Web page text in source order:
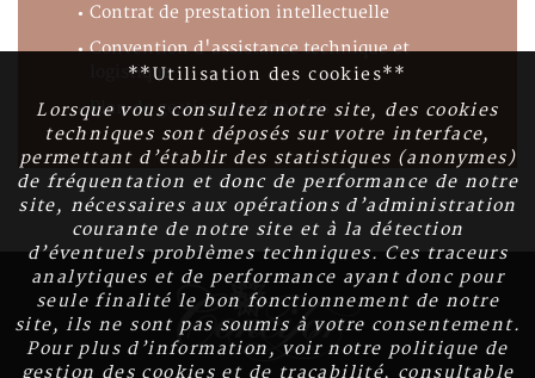
Contrat de prestation intellectuelle
Convention d'assistance technique et
logistique
Plan de gestion des données
**Utilisation des cookies**
Lorsque vous consultez notre site, des cookies
techniques sont déposés sur votre interface,
permettant d’établir des statistiques (anonymes)
de fréquentation et donc de performance de notre
site, nécessaires aux opérations d’administration
courante de notre site et à la détection
d’éventuels problèmes techniques. Ces traceurs
analytiques et de performance ayant donc pour
seule finalité le bon fonctionnement de notre
site, ils ne sont pas soumis à votre consentement.
Pour plus d’information, voir notre politique de
gestion des cookies et de traçabilité, consultable